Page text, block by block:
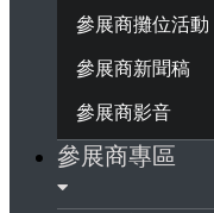
參展商攤位活動
參展商新聞稿
參展商影音
參展商專區